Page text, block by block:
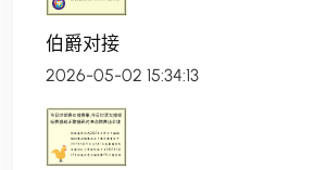
伯爵对接
2026-05-02 15:34:13